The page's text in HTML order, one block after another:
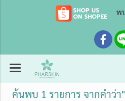
พ
ค้นพบ 1 รายการ จากคำว่